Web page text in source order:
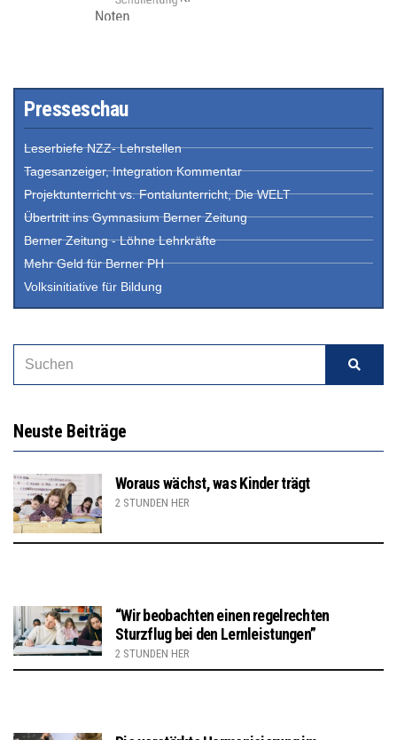
Presseschau
Leserbiefe NZZ- Lehrstellen
Tagesanzeiger, Integration Kommentar
Projektunterricht vs. Fontalunterricht, Die WELT
Übertritt ins Gymnasium Berner Zeitung
Berner Zeitung - Löhne Lehrkräfte
Mehr Geld für Berner PH
Volksinitiative für Bildung
Neuste Beiträge
Woraus wächst, was Kinder trägt
2 STUNDEN HER
“Wir beobachten einen regelrechten
Sturzflug bei den Lernleistungen”
2 STUNDEN HER